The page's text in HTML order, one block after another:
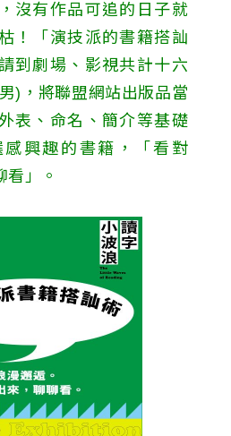
沒有作品可追的日子就
！「演技派的書籍搭訕
到劇場、影視共計十六
)，將聯盟網站出版品當
表、命名、簡介等基礎
興趣的書籍，「看對
看」。